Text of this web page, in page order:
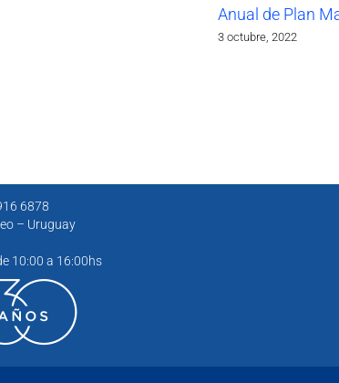
Anual de Plan
3 octubre, 2022
6878
– Uruguay
10:00 a 16:00hs